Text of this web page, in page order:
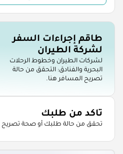
طاقم إجراءات السفر
لشركة الطيران
لشركات الطيران وخطوط الرحلات
البحرية والفنادق: التحقق من حالة
تصريح المسافر هنا.
تاكد من طلبك
تحقق من حالة طلبك أو صحة